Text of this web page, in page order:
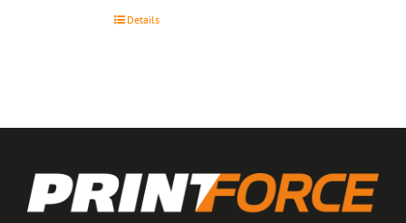
Details